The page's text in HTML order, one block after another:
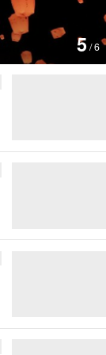
上海：
6/6